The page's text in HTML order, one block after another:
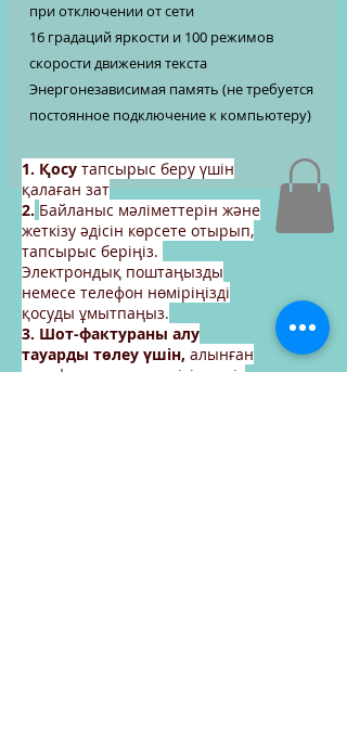
при отключении от сети
16 градаций яркости и 100 режимов
скорости движения текста
Энергонезависимая память (не требуется
постоянное подключение к компьютеру)
1. Қосу тапсырыс беру үшін
қалаған зат
2. Байланыс мәліметтерін және
жеткізу әдісін көрсете отырып,
тапсырыс беріңіз.
Электрондық поштаңызды
немесе телефон нөміріңізді
қосуды ұмытпаңыз.
3. Шот-фактураны алу
тауарды төлеу үшін, алынған
шот-фактураның негізінде сіз